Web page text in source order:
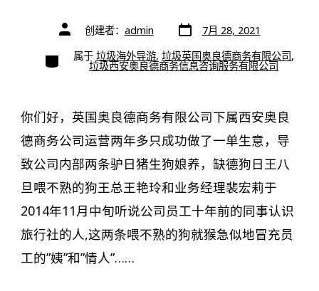
文
章
者
创建者： admin 文
章
期
7月 28, 2021
类
别
属于 垃圾海外导游, 垃圾英国奥良德商务有限公司,
垃圾西安奥良德商务信息咨询服务有限公司
你们好，英国奥良德商务有限公司下属西安奥良
德商务公司运营两年多只成功做了一单生意，导
致公司内部两条驴日猪生狗娘养，缺德狗日王八
旦喂不熟的狗王总王艳玲和业务经理裴宏莉于
2014年11月中旬听说公司员工十年前的同事认识
旅行社的人,这两条喂不熟的狗就猴急似地冒充员
工的”姨”和”情人”……